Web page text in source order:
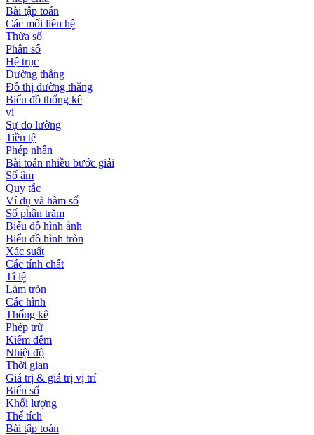
Bài tập toán
Các mối liên hệ
Thừa số
Phân số
Hệ trục
Đường thẳng
Đồ thị đường thẳng
Biểu đồ thống kê
vi
Sự đo lường
Tiền tệ
Phép nhân
Bài toán nhiều bước giải
Số âm
Quy tắc
Ví dụ và hàm số
Số phần trăm
Biểu đồ hình ảnh
Biểu đồ hình tròn
Xác suất
Các tính chất
Tỉ lệ
Làm tròn
Các hình
Thống kê
Phép trừ
Kiểm đếm
Nhiệt độ
Thời gian
Giá trị & giá trị vị trí
Biến số
Khối lượng
Thể tích
Bài tập toán